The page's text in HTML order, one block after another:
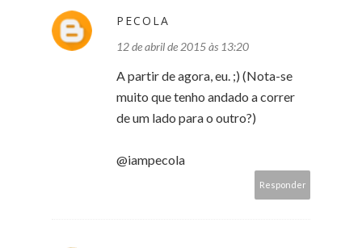
PECOLA
12 de abril de 2015 às 13:20
A partir de agora, eu. ;) (Nota-se
muito que tenho andado a correr
de um lado para o outro?)
@iampecola
Responder